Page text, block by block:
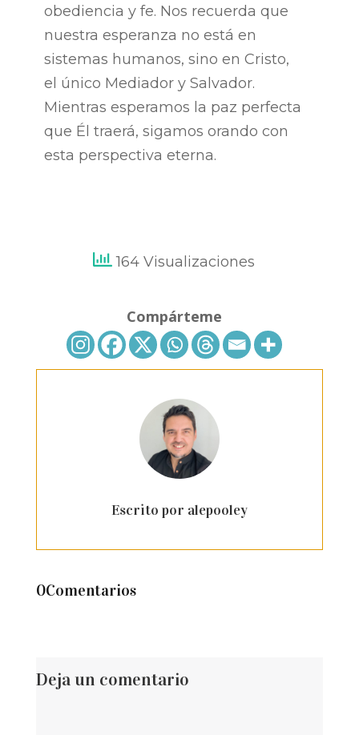
obediencia y fe. Nos recuerda que
nuestra esperanza no está en
sistemas humanos, sino en Cristo,
el único Mediador y Salvador.
Mientras esperamos la paz perfecta
que Él traerá, sigamos orando con
esta perspectiva eterna.
164 Visualizaciones
Compárteme
Escrito por alepooley
0Comentarios
Deja un comentario